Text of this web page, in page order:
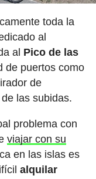
toda la
al
al Pico de las
de puertos como
de
las subidas.
problema con
viajar con su
en las islas es
alquilar